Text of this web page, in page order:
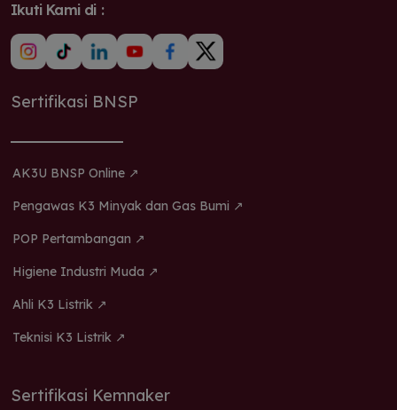
Ikuti Kami di :
Sertifikasi BNSP
AK3U BNSP Online ↗
Pengawas K3 Minyak dan Gas Bumi ↗
POP Pertambangan ↗
Higiene Industri Muda ↗
Ahli K3 Listrik ↗
Teknisi K3 Listrik ↗
Sertifikasi Kemnaker